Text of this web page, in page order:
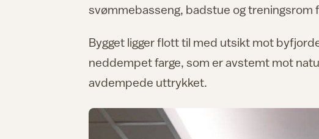
svømmebasseng, badstue og treningsrom
Bygget ligger flott til med utsikt mot
neddempet farge, som er avstemt mot
avdempede uttrykket.